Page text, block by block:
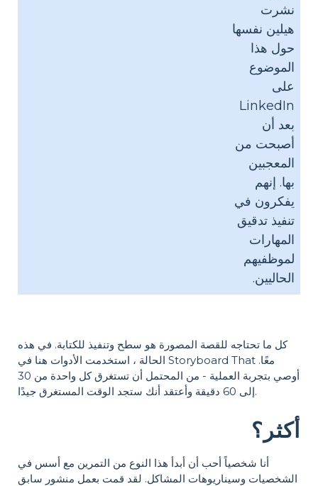
نشرت
هيلين نفسها
حول هذا
الموضوع
على
LinkedIn
بعد أن
أصبحت من
المعجبين
بها. إنهم
يفكرون في
تنفيذ تدقيق
المهارات
لموظفيهم
الحاليين.
كل ما تحتاجه للقصة المصورة هو سطح وتنفيذ للكتابة. في هذه
الحالة ، استخدمت الأدوات هنا في Storyboard That معًا.
أوصي بتجربة العملية - من المحتمل أن تستغرق كل واحدة من 30
إلى 60 دقيقة وأعتقد أنك ستجد الوقت المستغرق جيدًا.
أكثر؟
أنا شخصياً أحب أن أبدأ هذا النوع من التمرين مع أسس في
الشخصيات وسيناريوهات المشاكل. لقد قمت بعمل منشور سابق